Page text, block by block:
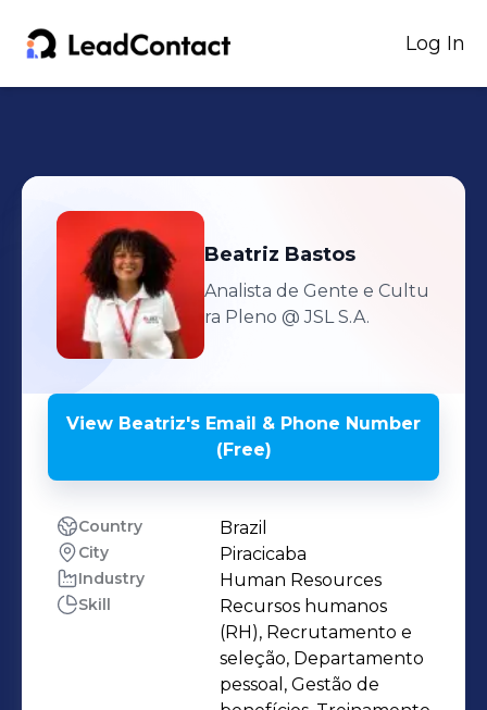
Log In
Beatriz Bastos
Analista de Gente e Cultu
ra Pleno @ JSL S.A.
View Beatriz's Email & Phone Number
(Free)
Country Brazil
City Piracicaba
Industry Human Resources
Skill
Recursos humanos
(RH), Recrutamento e
seleção, Departamento
pessoal, Gestão de